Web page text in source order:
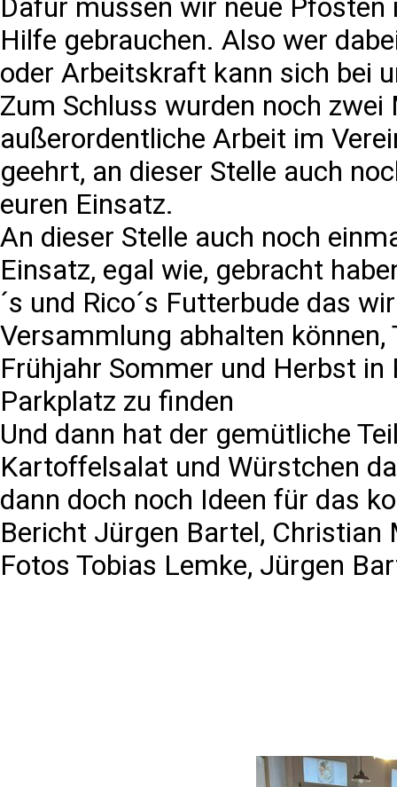
Dafür müssen wir neue
Hilfe gebrauchen. Also wer
oder Arbeitskraft kann sich bei
Zum Schluss wurden noch
außerordentliche Arbeit im
geehrt, an dieser Stelle auch
euren Einsatz.
An dieser Stelle auch noch
Einsatz, egal wie, gebracht
´s und Rico´s Futterbude das
Versammlung abhalten können,
Frühjahr Sommer und Herbst in
Parkplatz zu finden
Und dann hat der gemütliche
Kartoffelsalat und Würstchen
dann doch noch Ideen für das
Bericht Jürgen Bartel, Christian
Fotos Tobias Lemke, Jürgen